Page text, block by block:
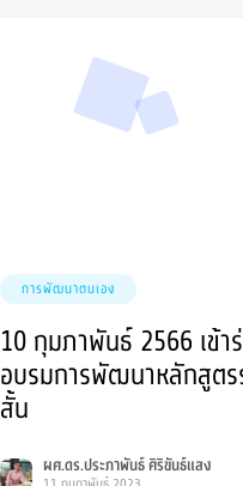
การพัฒนาตนเอง
10 กุมภาพันธ์ 2566 เข้า
อบรมการพัฒนาหลักสูตร
สั้น
ผศ.ดร.ประภาพันธ์ ศิริขันธ์แสง